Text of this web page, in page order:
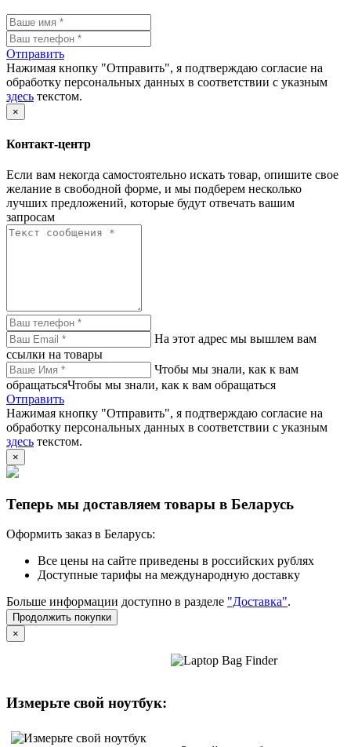
Отправить
Нажимая кнопку "Отправить", я подтверждаю согласие на
обработку персональных данных в соответствии с указным
здесь текстом.
×
Контакт-центр
Если вам некогда самостоятельно искать товар, опишите свое
желание в свободной форме, и мы подберем несколько
лучших предложений, которые будут отвечать вашим
запросам
На этот адрес мы вышлем вам
ссылки на товары
Чтобы мы знали, как к вам
обращатьсяЧтобы мы знали, как к вам обращаться
Отправить
Нажимая кнопку "Отправить", я подтверждаю согласие на
обработку персональных данных в соответствии с указным
здесь текстом.
×
Теперь мы доставляем товары в Беларусь
Оформить заказ в Беларусь:
Все цены на сайте приведены в российских рублях
Доступные тарифы на международную доставку
Больше информации доступно в разделе "Доставка".
Продолжить покупки
×
Измерьте свой ноутбук: